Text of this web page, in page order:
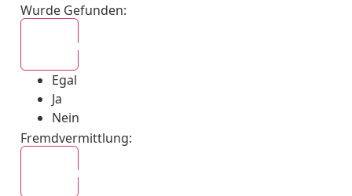
Wurde Gefunden:
Egal
Ja
Nein
Fremdvermittlung: